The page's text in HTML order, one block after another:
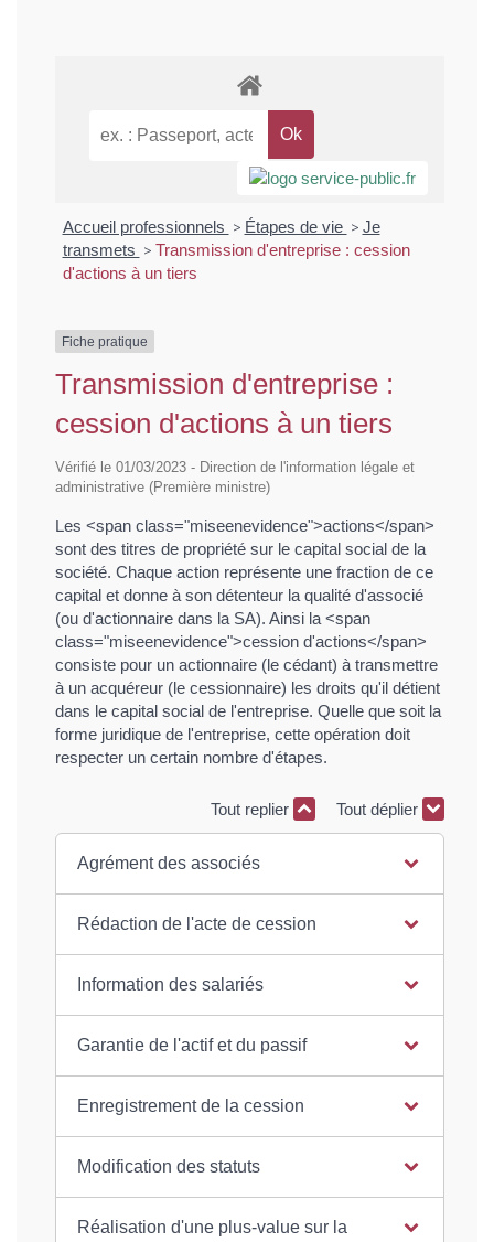
Accueil professionnels > Étapes de vie > Je
transmets > Transmission d'entreprise : cession
d'actions à un tiers
Fiche pratique
Transmission d'entreprise :
cession d'actions à un tiers
Vérifié le 01/03/2023 - Direction de l'information légale et
administrative (Première ministre)
Les <span class="miseenevidence">actions</span>
sont des titres de propriété sur le capital social de la
société. Chaque action représente une fraction de ce
capital et donne à son détenteur la qualité d'associé
(ou d'actionnaire dans la SA). Ainsi la <span
class="miseenevidence">cession d'actions</span>
consiste pour un actionnaire (le cédant) à transmettre
à un acquéreur (le cessionnaire) les droits qu'il détient
dans le capital social de l'entreprise. Quelle que soit la
forme juridique de l'entreprise, cette opération doit
respecter un certain nombre d'étapes.
Tout replier Tout déplier
Agrément des associés
Rédaction de l'acte de cession
Information des salariés
Garantie de l'actif et du passif
Enregistrement de la cession
Modification des statuts
Réalisation d'une plus-value sur la